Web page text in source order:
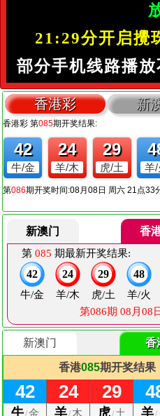
21:29分开启攪
部分手机线路播